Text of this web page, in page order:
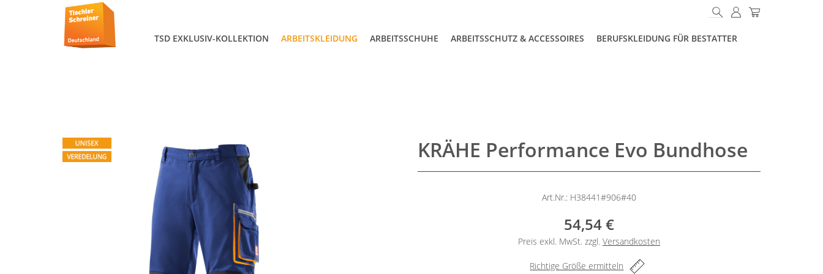
TSD EXKLUSIV-KOLLEKTION ARBEITSKLEIDUNG ARBEITSSCHUHE ARBEITSSCHUTZ & ACCESSOIRES BERUFSKLEIDUNG FÜR BESTATTER
KRÄHE Performance Evo Bundhose
Art.Nr.: H38441#906#40
54,54 €
Preis exkl. MwSt. zzgl. Versandkosten
Richtige Größe ermitteln